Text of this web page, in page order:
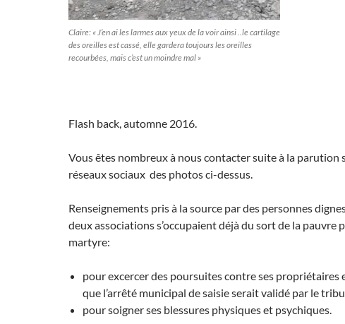
Claire: « J’en ai les larmes aux yeux de la voir ainsi ..le cartilage
des oreilles est cassé, elle gardera toujours les oreilles
recourbées, mais c’est un moindre mal »
Flash back, automne 2016.
Vous êtes nombreux à nous contacter suite à la parution
réseaux sociaux des photos ci-dessus.
Renseignements pris à la source par des personnes
deux associations s’occupaient déjà du sort de la pauvre
martyre:
pour excercer des poursuites contre ses propriétaires
que l’arrêté municipal de saisie serait validé par le
pour soigner ses blessures physiques et psychiques.